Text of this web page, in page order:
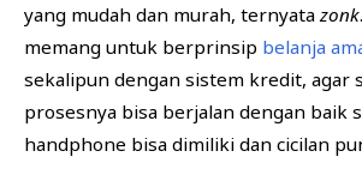
yang mudah dan murah, ternyata zonk
memang untuk berprinsip belanja
sekalipun dengan sistem kredit, agar
prosesnya bisa berjalan dengan baik
handphone bisa dimiliki dan cicilan